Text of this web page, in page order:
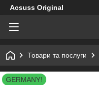
Acsuss Original
Товари та послуги
GERMANY!